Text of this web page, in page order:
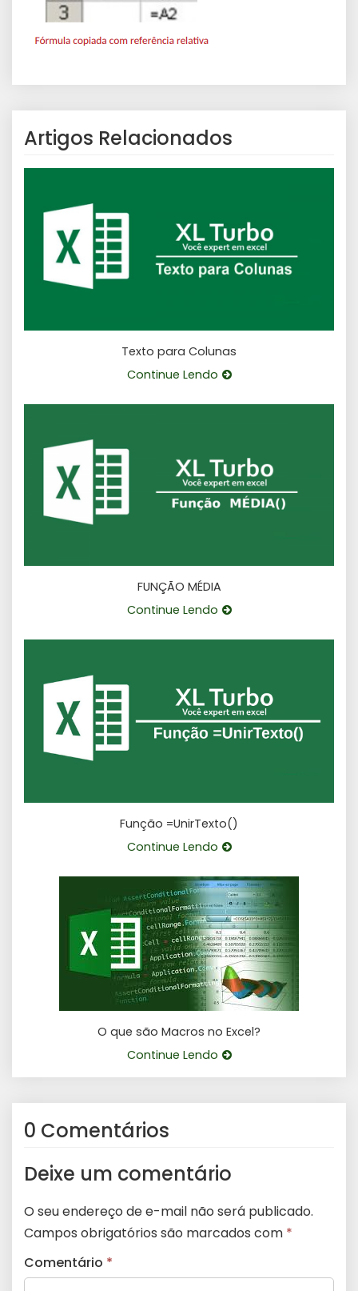
Artigos Relacionados
Texto para Colunas
Continue Lendo
FUNÇÃO MÉDIA
Continue Lendo
Função =UnirTexto()
Continue Lendo
O que são Macros no Excel?
Continue Lendo
0 Comentários
Deixe um comentário
O seu endereço de e-mail não será publicado.
Campos obrigatórios são marcados com *
Comentário *